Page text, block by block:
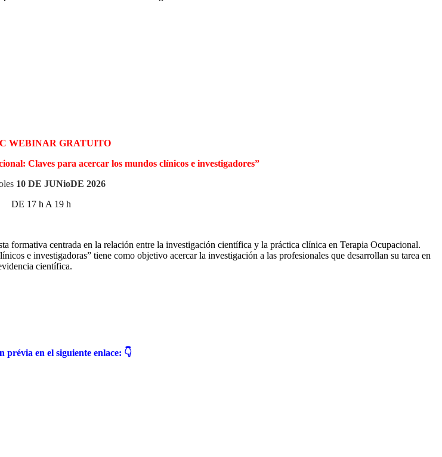
WEBINAR GRATUITO
Claves para acercar los mundos clínicos e investigadores”
10 DE JUNioDE 2026
DE 17 h A 19 h
formativa centrada en la relación entre la investigación científica y la práctica clínica en Terapia Ocupacional.
e investigadoras” tiene como objetivo acercar la investigación a las profesionales que desarrollan su tarea en
científica.
prévia en el siguiente enlace: 👇